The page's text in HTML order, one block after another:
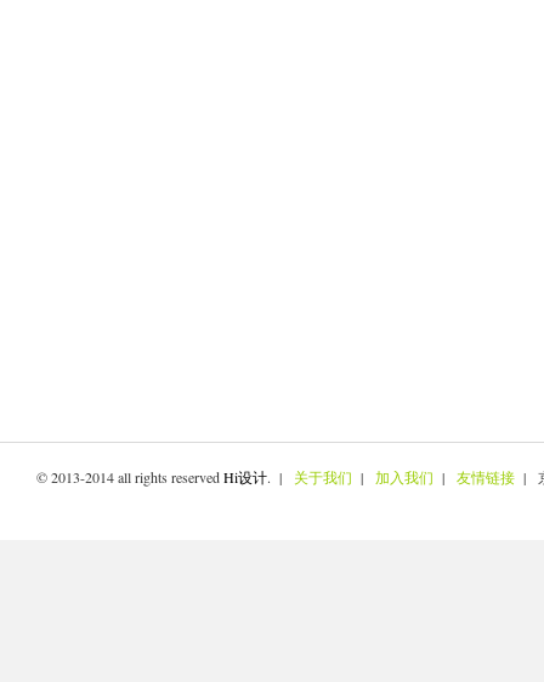
© 2013-2014 all rights reservedHi设计. | 关于我们 | 加入我们 | 友情链接 |